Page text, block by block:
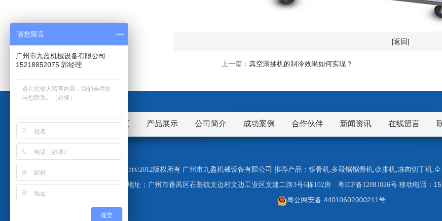
[返回]
上一篇： 真空滚揉机的制冷效果如何实现？
网站首页 产品展示 公司简介 成功案例 合作伙伴 新闻资讯 在线留言
Copyright©2012版权所有 广州市九盈机械设备有限公司 推荐产品： 锯骨机,多段锯锯骨机,砍排机,冻肉切丁机,
地址：广州市番禺区石基镇文边村文边工业区文建二路3号6栋102房 粤ICP备12081026号移动电话：
粤公网安备 44010602000211号
请您留言
广州市九盈机械设备有限公司
15218852075 郭经理
提交